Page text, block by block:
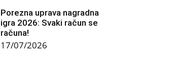
Porezna uprava nagradna
igra 2026: Svaki račun se
računa!
17/07/2026